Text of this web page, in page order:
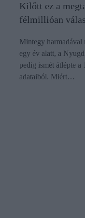
Kilőtt ez a
félmillióan
Mintegy harmadával
egy év alatt, a
pedig ismét átlépte
adataiból. Miért…